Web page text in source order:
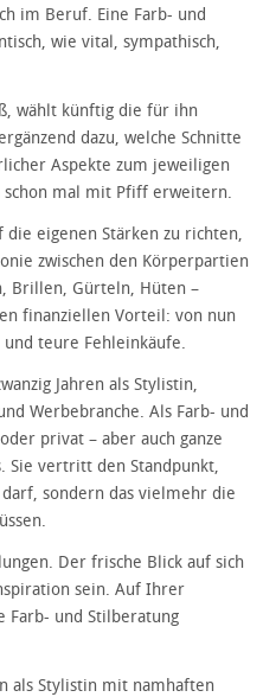
im Beruf. Eine Farb- und
wie vital, sympathisch,
wählt künftig die für ihn
dazu, welche Schnitte
Aspekte zum jeweiligen
schon mal mit Pfiff erweitern.
die eigenen Stärken zu richten,
zwischen den Körperpartien
Brillen, Gürteln, Hüten –
finanziellen Vorteil: von nun
und teure Fehleinkäufe.
Jahren als Stylistin,
Werbebranche. Als Farb- und
privat – aber auch ganze
Sie vertritt den Standpunkt,
sondern das vielmehr die
Der frische Blick auf sich
sein. Auf Ihrer
Farb- und Stilberatung
als Stylistin mit namhaften